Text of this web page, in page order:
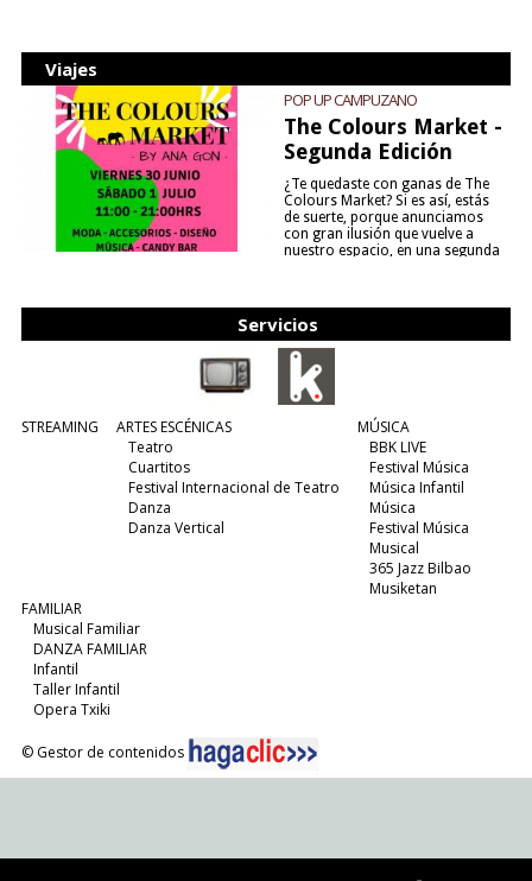
Viajes
POP UP CAMPUZANO
The Colours Market -
Segunda Edición
¿Te quedaste con ganas de The
Colours Market? Si es así, estás
de suerte, porque anunciamos
con gran ilusión que vuelve a
nuestro espacio, en una segunda
Servicios
STREAMING
ARTES ESCÉNICAS
Teatro
Cuartitos
Festival Internacional de Teatro
Danza
Danza Vertical
MÚSICA
BBK LIVE
Festival Música
Música Infantil
Música
Festival Música
Musical
365 Jazz Bilbao
Musiketan
FAMILIAR
Musical Familiar
DANZA FAMILIAR
Infantil
Taller Infantil
Opera Txiki
© Gestor de contenidos